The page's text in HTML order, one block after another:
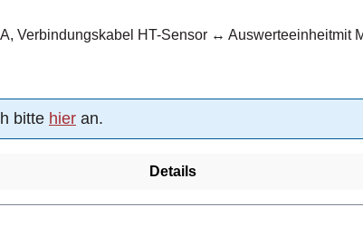
Verbindungskabel HT-Sensor ↔ Auswerteeinheitmit
bitte hier an.
Details